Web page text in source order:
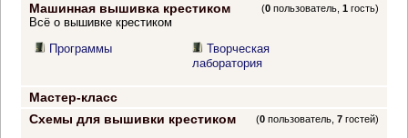
Машинная вышивка крестиком (0 пользователь,1 гость)
Всё о вышивке крестиком
Программы
Творческая
лаборатория
Мастер-класс
Схемы для вышивки крестиком
(0 пользователь,7 гостей)